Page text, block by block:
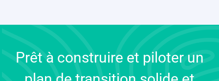
Prêt à construire et piloter un